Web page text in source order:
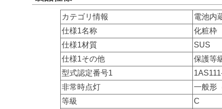
カテゴリ情報
電池内
仕様1名称
化粧枠
仕様1材質
SUS
仕様1その他
保護等
型式認定番号1
非常時点灯
一般形
等級
C